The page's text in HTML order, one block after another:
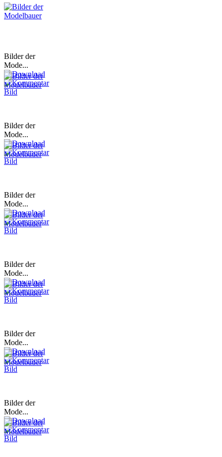
Bilder der
Mode...
Bilder der
Mode...
Bilder der
Mode...
Bilder der
Mode...
Bilder der
Mode...
Bilder der
Mode...